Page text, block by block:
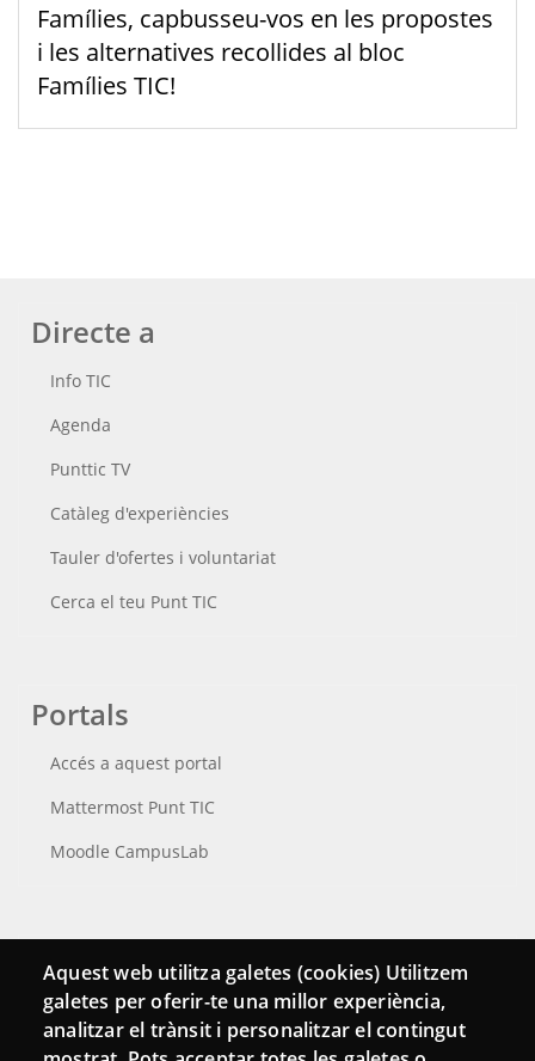
Famílies, capbusseu-vos en les propostes
i les alternatives recollides al bloc
Famílies TIC!
Directe a
Info TIC
Agenda
Punttic TV
Catàleg d'experiències
Tauler d'ofertes i voluntariat
Cerca el teu Punt TIC
Portals
Accés a aquest portal
Mattermost Punt TIC
Moodle CampusLab
Connecta
Bustia de contacte
Butlletins
Aquest web utilitza galetes (cookies) Utilitzem
galetes per oferir-te una millor experiència,
analitzar el trànsit i personalitzar el contingut